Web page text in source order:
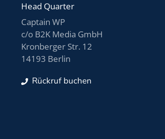
Head Quarter
Captain WP
c/o B2K Media GmbH
Kronberger Str. 12
14193 Berlin
Rückruf buchen